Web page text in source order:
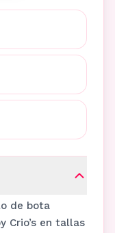
de bota
Crio’s en tallas